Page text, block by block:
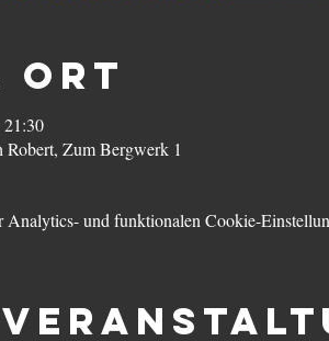
Ort
Zum Bergwerk 1
und funktionalen Cookie-